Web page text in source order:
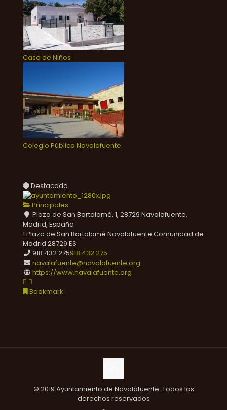
Casa de Niños
Colegio Público Navalafuente
Destacado
Principales
Plaza de San Bartolomé, 1, 28729 Navalafuente,
Madrid, España
1 Plaza de San Bartolomé Navalafuente Comunidad de
Madrid 28729 ES
918 432 275918 432 275
navalafuente@navalafuente.org
https://www.navalafuente.org
Bookmark
© 2019 Ayuntamiento de Navalafuente. Todos los
derechos reservados